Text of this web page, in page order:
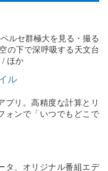
ルセ群極大を見る・撮る
の下で深呼吸する天文台
/ ほか
ル
プリ。高精度な計算とリ
ォンで「いつでもどこで
タ、オリジナル番組エデ